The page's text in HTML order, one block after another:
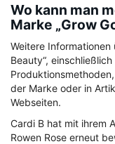
Wo kann man
Marke „Grow
Weitere Informationen
Beauty“,
der Marke oder in
Webseiten.
Cardi B hat mit ihrem
Rowen Rose erneut